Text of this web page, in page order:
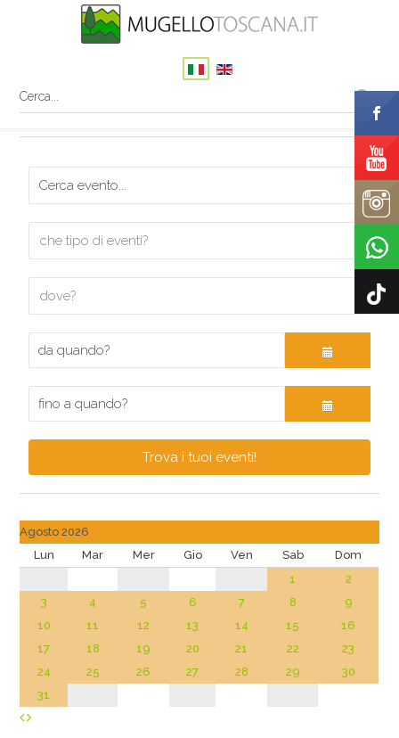
Trova i tuoi eventi!
Agosto 2026
Lun
Mar Mer Gio Ven Sab
Dom
1
2
3
4 5 6 7 8
9
10
11 12 13 14 15
16
17
18 19 20 21 22
23
24
25 26 27 28 29
30
31